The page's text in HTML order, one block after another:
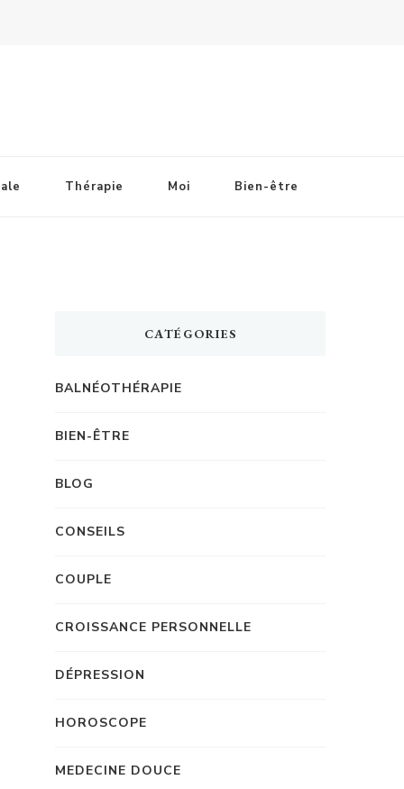
Thérapie Moi Bien-être
CATÉGORIES
BALNÉOTHÉRAPIE
BIEN-ÊTRE
BLOG
CONSEILS
COUPLE
CROISSANCE PERSONNELLE
DÉPRESSION
HOROSCOPE
MEDECINE DOUCE